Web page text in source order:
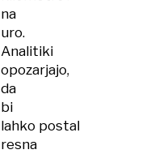
na
uro.
Analitiki
opozarjajo,
da
bi
lahko postal
resna